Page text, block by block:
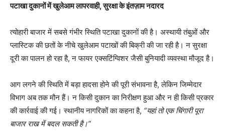
पटाखा दुकानों में खुलेआम लापरवाही, सुरक्षा के इंतज़ाम नदारद
त्योहारी बाजार में सबसे गंभीर स्थिति पटाखा दुकानों की है। अस्थायी तंबुओं और
प्लास्टिक की छतों के नीचे खुलेआम पटाखों की बिक्री की जा रही है। न सुरक्षा
दूरी का पालन हो रहा है, न फायर एक्सटिंग्विशर जैसी बुनियादी व्यवस्था मौजूद है।
आग लगने की स्थिति में बड़ा हादसा होने की पूरी संभावना है, लेकिन जिम्मेदार
विभाग अब तक मौन हैं। न किसी दुकान का निरीक्षण हुआ और न ही किसी प्रकार
की कार्रवाई की गई। स्थानीय नागरिकों का कहना है, “यहां तो एक चिंगारी पूरा
बाजार राख में बदल सकती है।”